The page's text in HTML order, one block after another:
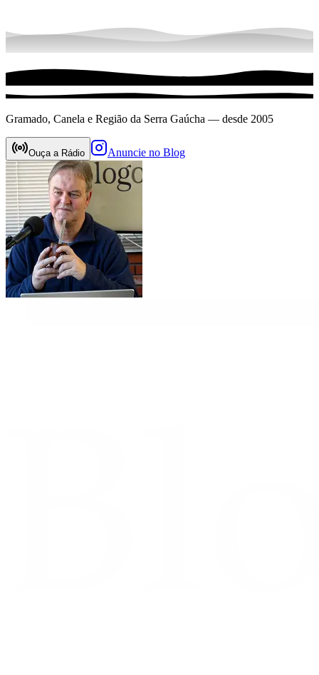
Gramado, Canela e Região da Serra Gaúcha — desde 2005
Ouça a Rádio Anuncie no Blog